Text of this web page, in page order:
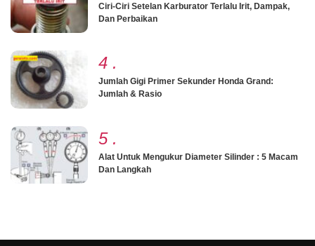
Ciri-Ciri Setelan Karburator Terlalu Irit, Dampak,
Dan Perbaikan
4 .
Jumlah Gigi Primer Sekunder Honda Grand:
Jumlah & Rasio
5 .
Alat Untuk Mengukur Diameter Silinder : 5 Macam
Dan Langkah